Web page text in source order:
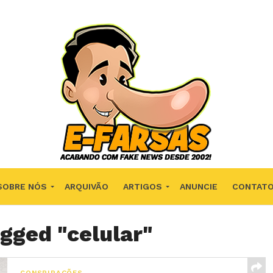
NÓS ARQUIVÃO ARTIGOS ANUNCIE CONTATO
"celular"